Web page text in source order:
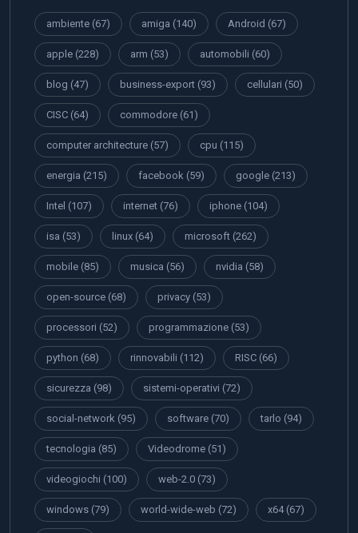
ambiente (67) amiga (140) Android (67)
apple (228) arm (53) automobili (60)
blog (47) business-export (93) cellulari (50)
CISC (64) commodore (61)
computer architecture (57) cpu (115)
energia (215) facebook (59) google (213)
Intel (107) internet (76) iphone (104)
isa (53) linux (64) microsoft (262)
mobile (85) musica (56) nvidia (58)
open-source (68) privacy (53)
processori (52) programmazione (53)
python (68) rinnovabili (112) RISC (66)
sicurezza (98) sistemi-operativi (72)
social-network (95) software (70) tarlo (94)
tecnologia (85) Videodrome (51)
videogiochi (100) web-2.0 (73)
windows (79) world-wide-web (72) x64(67)